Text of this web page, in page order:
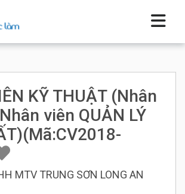
KỸ THUẬT (Nhân
viên QUẢN LÝ
MTV TRUNG SƠN LONG AN